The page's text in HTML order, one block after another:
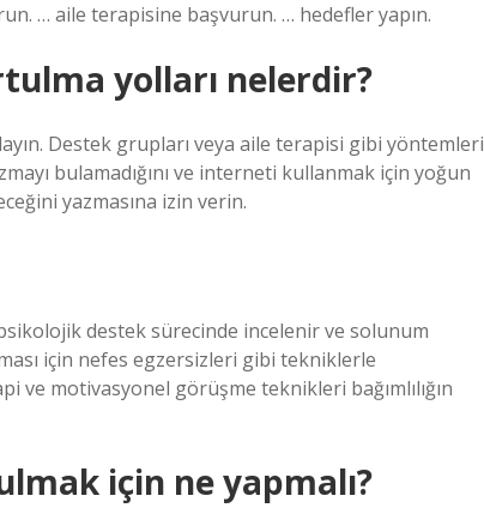
… aile terapisine başvurun. … hedefler yapın.
yolları nelerdir?
Destek grupları veya aile terapisi gibi yöntemleri
bulamadığını ve interneti kullanmak için yoğun
yazmasına izin verin.
psikolojik destek sürecinde incelenir ve solunum
için nefes egzersizleri gibi tekniklerle
ve motivasyonel görüşme teknikleri bağımlılığın
için ne yapmalı?